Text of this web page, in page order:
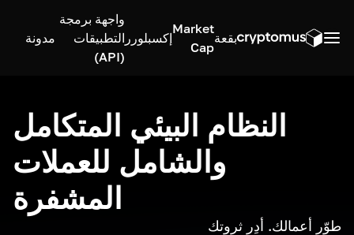
بقعة
Market
Cap
إكسبلورر
واجهة برمجة
التطبيقات
(API)
مدونة
النظام البيئي المتكامل
والشامل للعملات
المشفرة
طوّر أعمالك. أدِر ثروتك